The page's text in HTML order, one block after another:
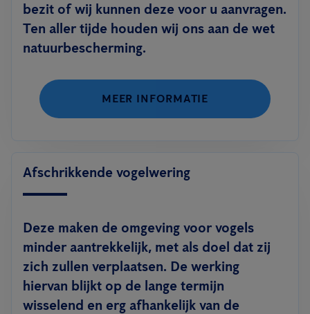
bezit of wij kunnen deze voor u aanvragen.
Ten aller tijde houden wij ons aan de wet
natuurbescherming.
MEER INFORMATIE
Afschrikkende vogelwering
Deze maken de omgeving voor vogels
minder aantrekkelijk, met als doel dat zij
zich zullen verplaatsen. De werking
hiervan blijkt op de lange termijn
wisselend en erg afhankelijk van de